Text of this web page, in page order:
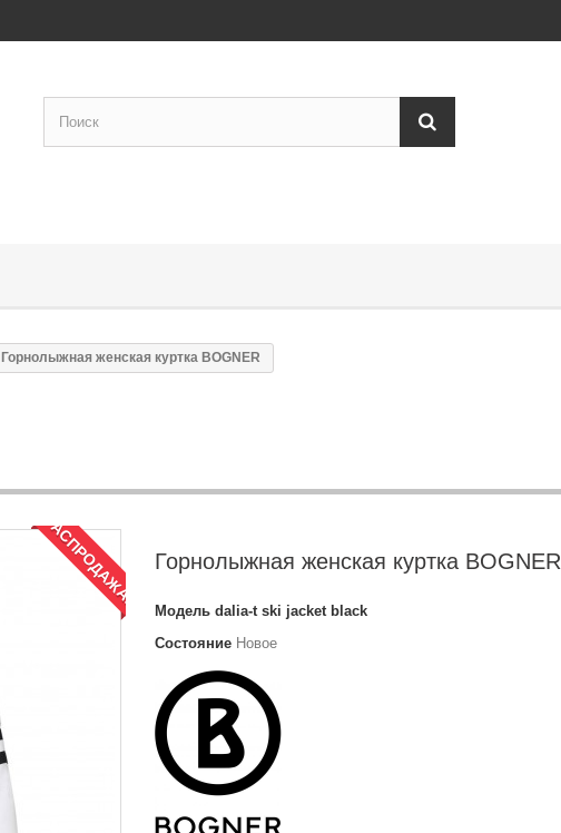
Горнолыжная женская куртка BOGNER
РАСПРОДАЖА! Горнолыжная женская куртка BOGNER
Модель dalia-t ski jacket black
Состояние Новое